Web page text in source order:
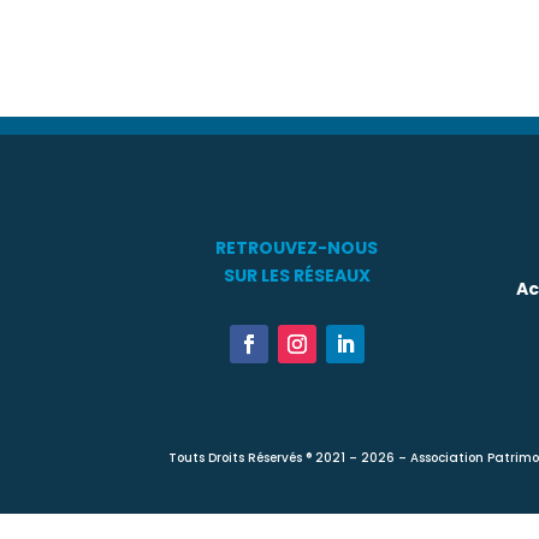
RETROUVEZ-NOUS
SUR LES RÉSEAUX
Touts Droits Réservés ® 2021 – 2026 – Association